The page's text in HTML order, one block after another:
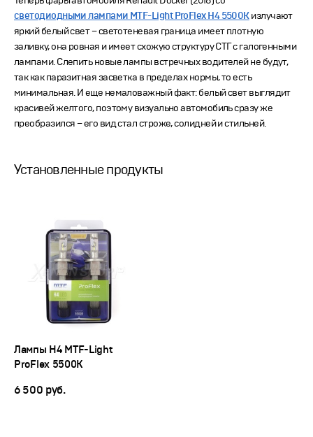
светодиодными лампами MTF-Light ProFlex H4 5500Kизлучают
яркий белый свет – светотеневая граница имеет плотную
заливку, она ровная и имеет схожую структуру СТГ с галогенными
лампами. Слепить новые лампы встречных водителей не будут,
так как паразитная засветка в пределах нормы, то есть
минимальная. И еще немаловажный факт: белый свет выглядит
красивей желтого, поэтому визуально автомобиль сразу же
преобразился – его вид стал строже, солидней и стильней.
Установленные продукты
Лампы H4 MTF-Light
ProFlex 5500K
6 500 руб.